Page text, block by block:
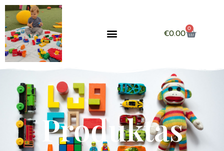
€0.00 0
Produktas